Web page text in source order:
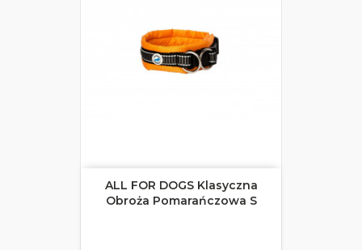
ALL FOR DOGS Klasyczna
Obroża Pomarańczowa S